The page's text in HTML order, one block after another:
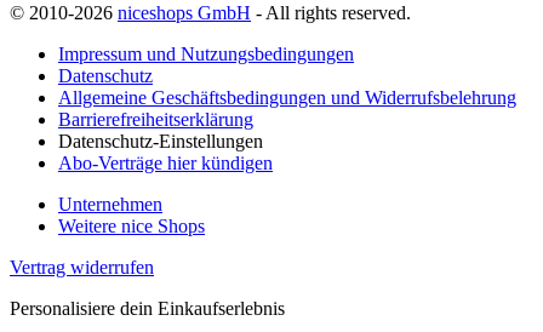
© 2010-2026 niceshops GmbH - All rights reserved.
Impressum und Nutzungsbedingungen
Datenschutz
Allgemeine Geschäftsbedingungen und Widerrufsbelehrung
Barrierefreiheitserklärung
Datenschutz-Einstellungen
Abo-Verträge hier kündigen
Unternehmen
Weitere nice Shops
Vertrag widerrufen
Personalisiere dein Einkaufserlebnis